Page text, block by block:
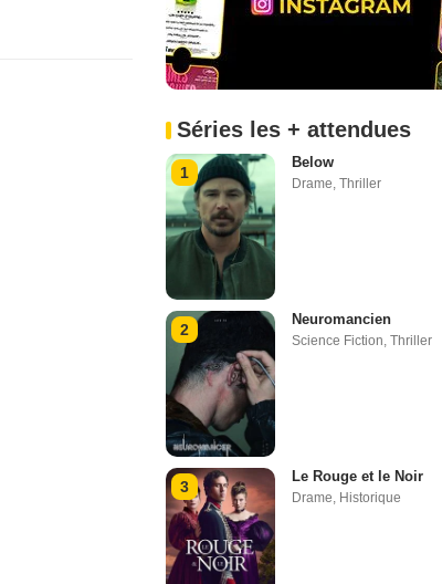
Séries les + attendues
1
Below
Drame Thriller
2
Neuromancien
Science Fiction Thriller
3
Le Rouge et le Noir
Drame Historique